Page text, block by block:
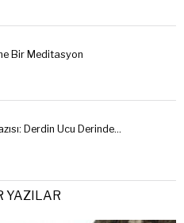
Bir Meditasyon
Derdin Ucu Derinde…
YAZILAR